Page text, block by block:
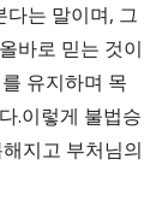
는 말이며, 그
바로 믿는 것이
유지하며 목
.이렇게 불법승
지고 부처님의